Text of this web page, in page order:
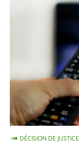
des
chaînes
n’est
pas
encore
DÉCISION DE JUSTICE